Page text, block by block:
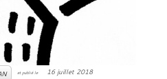
et publié le 16 juillet 2018